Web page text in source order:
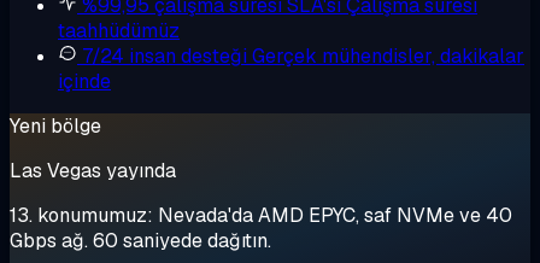
%99,95 çalışma süresi SLA'sı Çalışma süresi
taahhüdümüz
7/24 insan desteği Gerçek mühendisler, dakikalar
içinde
Yeni bölge
Las Vegas yayında
13. konumumuz: Nevada'da AMD EPYC, saf NVMe ve 40
Gbps ağ. 60 saniyede dağıtın.